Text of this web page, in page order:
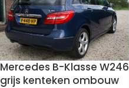
Mercedes B-Klasse W246
grijs kenteken ombouw